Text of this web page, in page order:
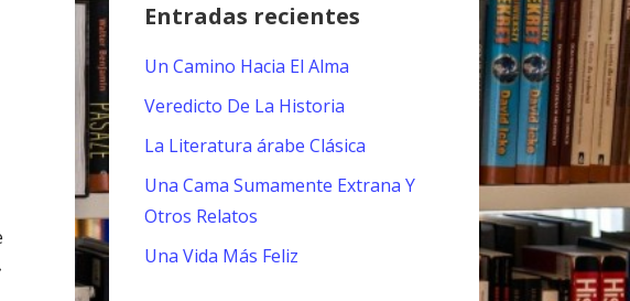
Entradas recientes
Un Camino Hacia El Alma
Veredicto De La Historia
La Literatura árabe Clásica
Una Cama Sumamente Extrana Y
Otros Relatos
Una Vida Más Feliz